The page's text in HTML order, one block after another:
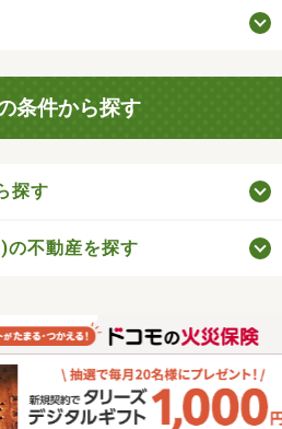
条件から探す
探す
の不動産を探す